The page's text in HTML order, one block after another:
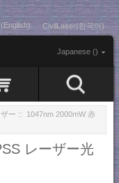
CivilLaser(한국어)
Japanese ()
ー :: 1047nm 2000mW 赤
レーザー光